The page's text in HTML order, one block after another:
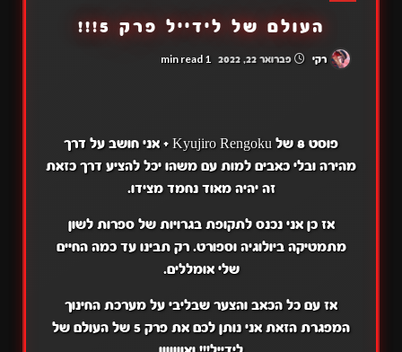
העולם של לידייל פרק 5!!!
רקי פברואר 22, 2022 1 min read
פוסט 8 של Kyujiro Rengoku + אני חושב על דרך
מהירה ובלי כאבים למות עם משהו יכל להציע דרך כזאת
זה יהיה מאוד נחמד מצידו.
אז כן אני נכנס לתקופת בגרויות של ספרות לשון
מתמטיקה ביולוגיה וספורט. רק תבינו עד כמה החיים
שלי אומללים.
אז עם כל הכאב והצער שבליבי על מערכת החינוך
המפגרת הזאת אני נותן לכם את פרק 5 של העולם של